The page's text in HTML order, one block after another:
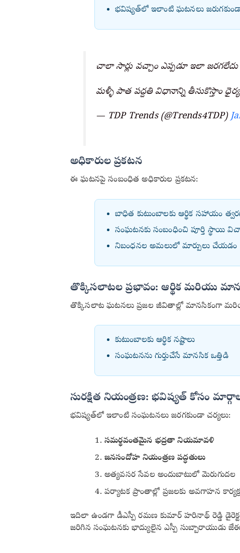
భవిష్యత్‌లో ఇలాంటి ఘటనలు జరుగకుండా
చాలా సార్లు వచ్చాం ఎప్పడూ ఇలా
మళ్ళీ పాత పద్దతి విధానాన్ని తీసుకొస్తాం
— TDP Trends (@Trends4TDP)
అధికారుల ప్రకటన
ఈ ఘటనపై సంబంధిత అధికారుల ప్రకటన:
బాధిత కుటుంబాలకు ఆర్థిక సహాయం
సంఘటనకు సంబంధించి పూర్తి స్థాయి
నిబంధనల అమలులో మార్పులు చేయడం
తొక్కిసలాటల ప్రభావం: ఆర్థిక మరియు
తొక్కిసలాట ఘటనలు ప్రజల జీవితాల్లో మానసికంగా
కుటుంబాలకు ఆర్థిక నష్టాలు
సంఘటనను గుర్తుచేసే మానసిక ఒత్తిడి
సురక్షిత నియంత్రణ: భవిష్యత్ కోసం
భవిష్యత్‌లో ఇలాంటి సంఘటనలు జరగకుండా చర్యలు:
సమర్థవంతమైన భద్రతా నియమావళి
జనసందోహ నియంత్రణ పద్ధతులు
అత్యవసర సేవల అందుబాటులో మెరుగుదల
పర్యాటక ప్రాంతాల్లో ప్రజలకు అవగాహన
ఇదిలా ఉండగా డీఎస్పీ రమణ కుమార్ హరినాథ్ రెడ్డి
జరిగిన సంఘటనకు భాద్యులైన ఎస్పీ సుబ్బారాయుడు